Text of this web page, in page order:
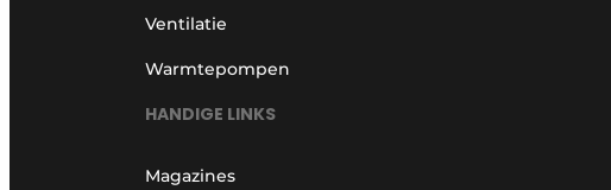
Ventilatie
Warmtepompen
HANDIGE LINKS
Magazines